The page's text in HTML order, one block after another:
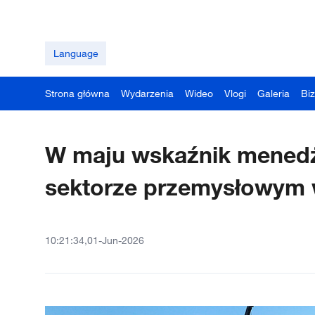
Language
Strona główna Wydarzenia Wideo Vlogi Galeria
W maju wskaźnik
sektorze przemysłowym
10:21:34,01-Jun-2026